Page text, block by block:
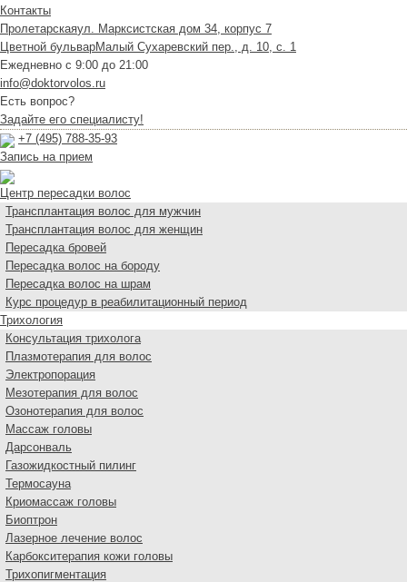
Контакты
Пролетарскаяул. Марксистская дом 34, корпус 7
Цветной бульварМалый Сухаревский пер., д. 10, с. 1
Ежедневно с 9:00 до 21:00
info@doktorvolos.ru
Есть вопрос?
Задайте его специалисту!
+7 (495) 788-35-93
Запись на прием
Центр пересадки волос
Трансплантация волос для мужчин
Трансплантация волос для женщин
Пересадка бровей
Пересадка волос на бороду
Пересадка волос на шрам
Курс процедур в реабилитационный период
Трихология
Консультация трихолога
Плазмотерапия для волос
Электропорация
Мезотерапия для волос
Озонотерапия для волос
Массаж головы
Дарсонваль
Газожидкостный пилинг
Термосауна
Криомассаж головы
Биоптрон
Лазерное лечение волос
Карбокситерапия кожи головы
Трихопигментация